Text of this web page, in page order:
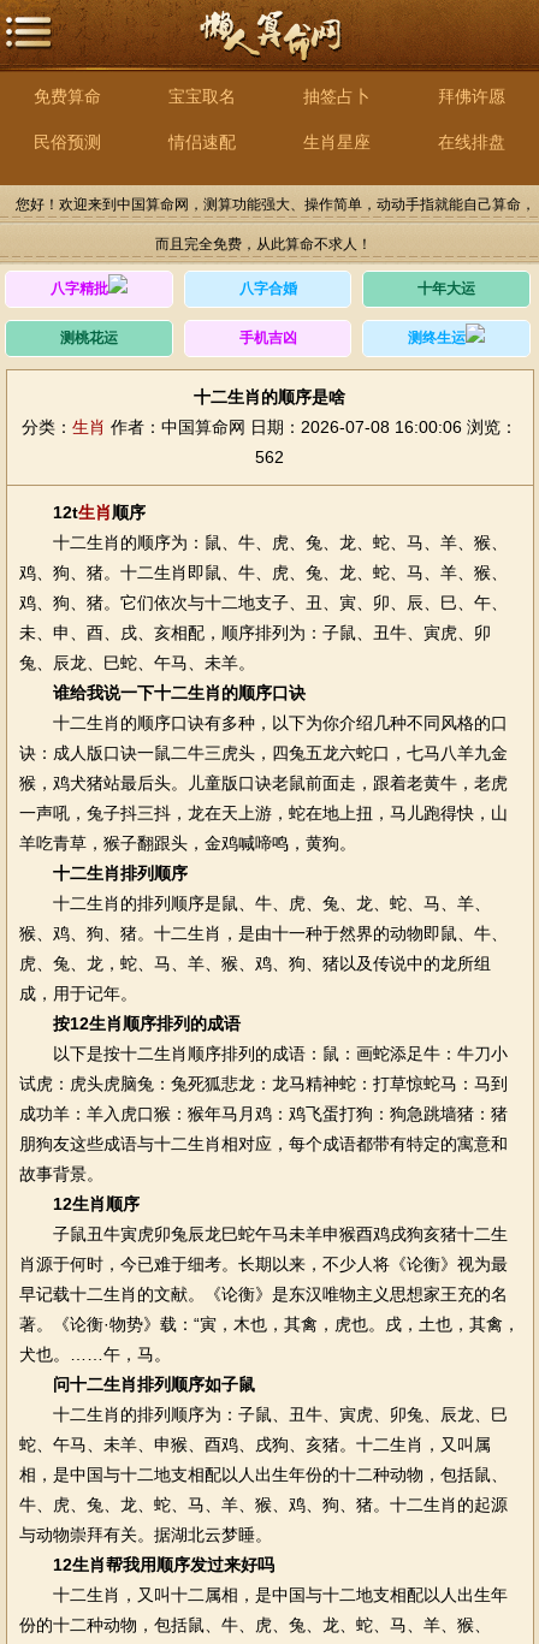
免费算命 宝宝取名 抽签占卜 拜佛许愿
民俗预测 情侣速配 生肖星座 在线排盘
您好！欢迎来到中国算命网，测算功能强大、操作简单，动动手指就能自己算命，
而且完全免费，从此算命不求人！
八字精批 八字合婚 十年大运
测桃花运 手机吉凶 测终生运
十二生肖的顺序是啥
分类： 生肖 作者：中国算命网 日期：2026-07-08 16:00:06 浏览：
562
12t生肖顺序
十二生肖的顺序为：鼠、牛、虎、兔、龙、蛇、马、羊、猴、
鸡、狗、猪。十二生肖即鼠、牛、虎、兔、龙、蛇、马、羊、猴、
鸡、狗、猪。它们依次与十二地支子、丑、寅、卯、辰、巳、午、
未、申、酉、戌、亥相配，顺序排列为：子鼠、丑牛、寅虎、卯
兔、辰龙、巳蛇、午马、未羊。
谁给我说一下十二生肖的顺序口诀
十二生肖的顺序口诀有多种，以下为你介绍几种不同风格的口
诀：成人版口诀一鼠二牛三虎头，四兔五龙六蛇口，七马八羊九金
猴，鸡犬猪站最后头。儿童版口诀老鼠前面走，跟着老黄牛，老虎
一声吼，兔子抖三抖，龙在天上游，蛇在地上扭，马儿跑得快，山
羊吃青草，猴子翻跟头，金鸡喊啼鸣，黄狗。
十二生肖排列顺序
十二生肖的排列顺序是鼠、牛、虎、兔、龙、蛇、马、羊、
猴、鸡、狗、猪。十二生肖，是由十一种于然界的动物即鼠、牛、
虎、兔、龙，蛇、马、羊、猴、鸡、狗、猪以及传说中的龙所组
成，用于记年。
按12生肖顺序排列的成语
以下是按十二生肖顺序排列的成语：鼠：画蛇添足牛：牛刀小
试虎：虎头虎脑兔：兔死狐悲龙：龙马精神蛇：打草惊蛇马：马到
成功羊：羊入虎口猴：猴年马月鸡：鸡飞蛋打狗：狗急跳墙猪：猪
朋狗友这些成语与十二生肖相对应，每个成语都带有特定的寓意和
故事背景。
12生肖顺序
子鼠丑牛寅虎卯兔辰龙巳蛇午马未羊申猴酉鸡戌狗亥猪十二生
肖源于何时，今已难于细考。长期以来，不少人将《论衡》视为最
早记载十二生肖的文献。《论衡》是东汉唯物主义思想家王充的名
著。《论衡·物势》载：“寅，木也，其禽，虎也。戌，土也，其禽，
犬也。……午，马。
问十二生肖排列顺序如子鼠
十二生肖的排列顺序为：子鼠、丑牛、寅虎、卯兔、辰龙、巳
蛇、午马、未羊、申猴、酉鸡、戌狗、亥猪。十二生肖，又叫属
相，是中国与十二地支相配以人出生年份的十二种动物，包括鼠、
牛、虎、兔、龙、蛇、马、羊、猴、鸡、狗、猪。十二生肖的起源
与动物崇拜有关。据湖北云梦睡。
12生肖帮我用顺序发过来好吗
十二生肖，又叫十二属相，是中国与十二地支相配以人出生年
份的十二种动物，包括鼠、牛、虎、兔、龙、蛇、马、羊、猴、